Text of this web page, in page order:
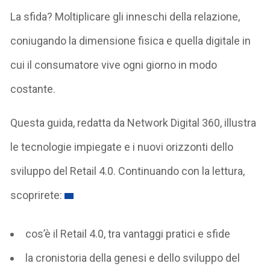
La sfida? Moltiplicare gli inneschi della relazione,
coniugando la dimensione fisica e quella digitale in
cui il consumatore vive ogni giorno in modo
costante.
Questa guida, redatta da Network Digital 360, illustra
le tecnologie impiegate e i nuovi orizzonti dello
sviluppo del Retail 4.0. Continuando con la lettura,
scoprirete:
cos’è il Retail 4.0, tra vantaggi pratici e sfide
la cronistoria della genesi e dello sviluppo del